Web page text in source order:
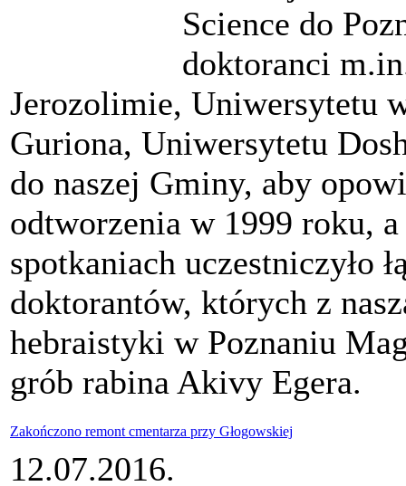
Science do
doktoranci
Jerozolimie, Uniwersytetu
Guriona, Uniwersytetu
do naszej Gminy, aby
odtworzenia w 1999 roku,
spotkaniach uczestniczyło
doktorantów, których z
hebraistyki w Poznaniu
grób rabina Akivy Egera.
Zakończono remont cmentarza przy Głogowskiej
12.07.2016.